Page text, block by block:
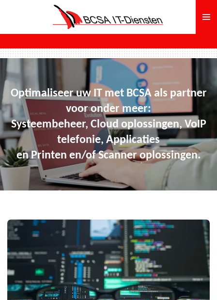
naar
de
hoofdinhoud
Optimaliseer uw IT met BCSA als partner
voor onder meer:
Systeembeheer, Cloud oplossingen, VoIP
telefonie, Applicaties
en Printen en/of Scanner oplossingen.